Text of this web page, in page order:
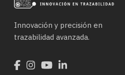
Innovación y precisión en
trazabilidad avanzada.